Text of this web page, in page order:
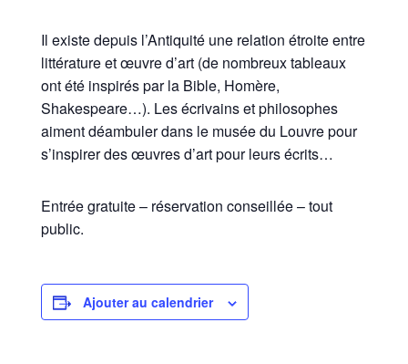
Il existe depuis l’Antiquité une relation étroite entre
littérature et œuvre d’art (de nombreux tableaux
ont été inspirés par la Bible, Homère,
Shakespeare…). Les écrivains et philosophes
aiment déambuler dans le musée du Louvre pour
s’inspirer des œuvres d’art pour leurs écrits…
Entrée gratuite – réservation conseillée – tout
public.
Ajouter au calendrier